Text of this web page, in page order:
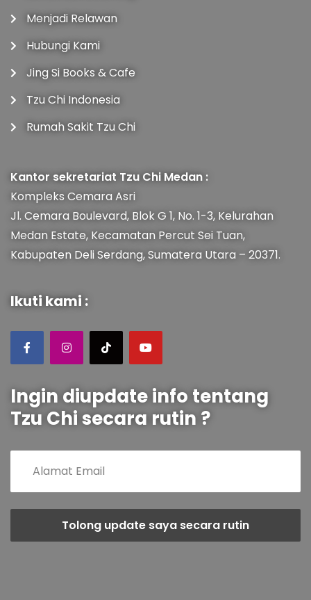
Menjadi Relawan
Hubungi Kami
Jing Si Books & Cafe
Tzu Chi Indonesia
Rumah Sakit Tzu Chi
Kantor sekretariat Tzu Chi Medan :
Kompleks Cemara Asri
Jl. Cemara Boulevard, Blok G 1, No. 1-3, Kelurahan
Medan Estate, Kecamatan Percut Sei Tuan,
Kabupaten Deli Serdang, Sumatera Utara – 20371.
Ikuti kami :
Ingin diupdate info tentang
Tzu Chi secara rutin ?